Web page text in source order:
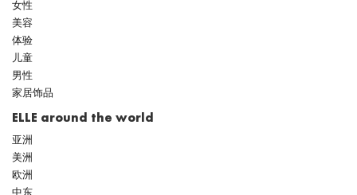
女性
美容
体验
儿童
男性
家居饰品
ELLE around the world
亚洲
美洲
欧洲